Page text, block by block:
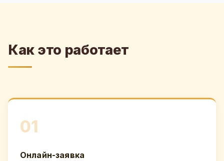
Как это работает
01
Онлайн-заявка